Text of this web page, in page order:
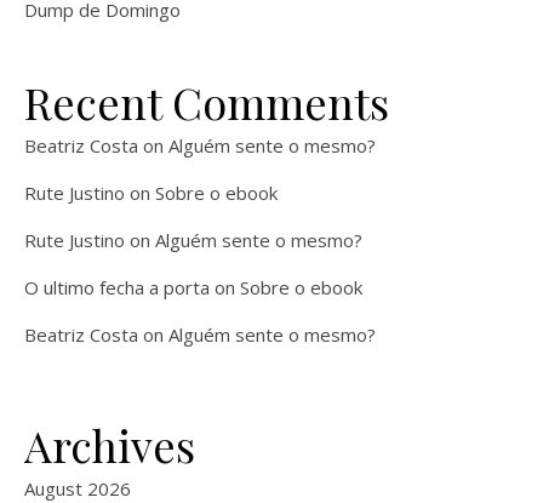
Dump de Domingo
Recent Comments
Beatriz Costa on Alguém sente o mesmo?
Rute Justino on Sobre o ebook
Rute Justino on Alguém sente o mesmo?
O ultimo fecha a porta on Sobre o ebook
Beatriz Costa on Alguém sente o mesmo?
Archives
August 2026